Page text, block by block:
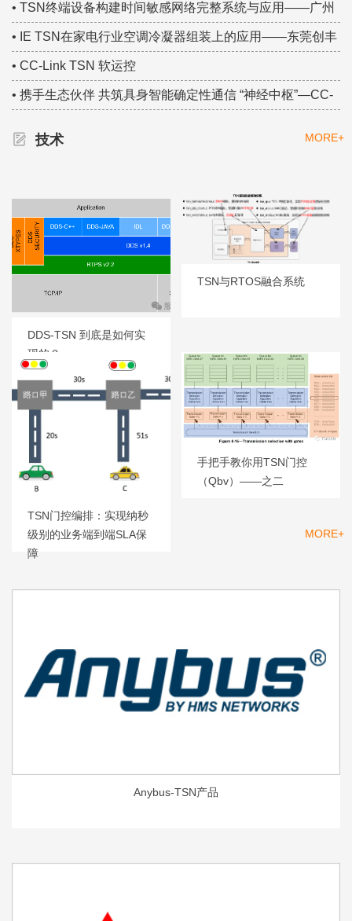
• TSN终端设备构建时间敏感网络完整系统与应用——广州
虹科 TSN技术大赛集锦
• IE TSN在家电行业空调冷凝器组装上的应用——东莞创丰
TSN技术大赛集锦
• CC-Link TSN 软运控
• 携手生态伙伴 共筑具身智能确定性通信 “神经中枢”—CC-
技术 MORE+
DDS-TSN 到底是如何实
现的？
TSN与RTOS融合系统
TSN门控编排：实现纳秒
级别的业务端到端SLA保
障
手把手教你用TSN门控
（Qbv）——之二
产品 MORE+
Anybus-TSN产品